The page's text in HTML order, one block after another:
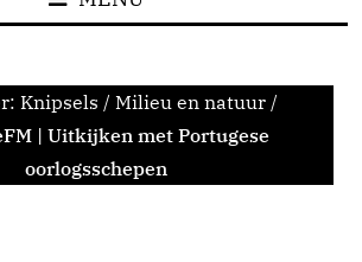
Knipsels / Milieu en natuur /
| Uitkijken met Portugese
oorlogsschepen